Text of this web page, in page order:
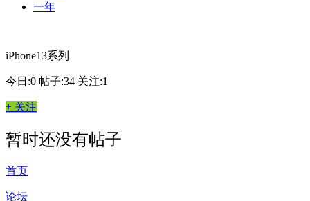
一年
iPhone13系列
今日:0 帖子:34 关注:1
+ 关注
暂时还没有帖子
首页
论坛